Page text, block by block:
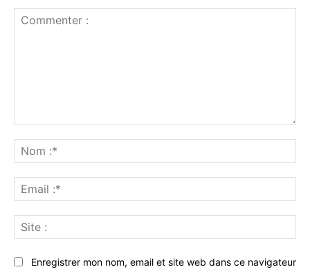
:*
:*
:
Enregistrer mon nom, email et site web dans ce navigateur